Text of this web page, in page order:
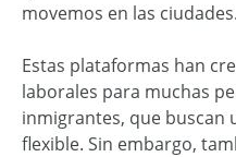
movemos en las ciudades.
Estas plataformas han
laborales para muchas
inmigrantes, que buscan
flexible. Sin embargo,